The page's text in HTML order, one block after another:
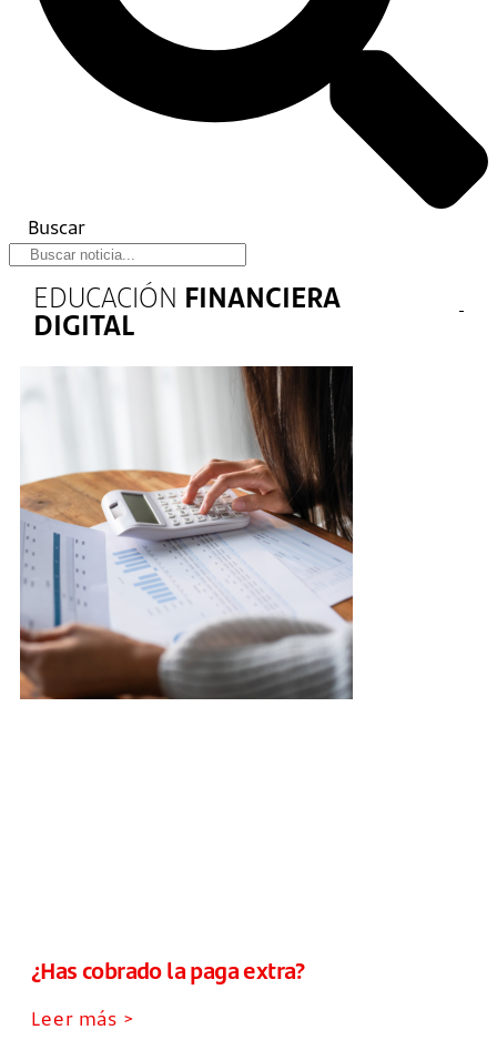
Buscar
EDUCACIÓN FINANCIERA
DIGITAL
¿Has cobrado la paga extra?
Leer más >